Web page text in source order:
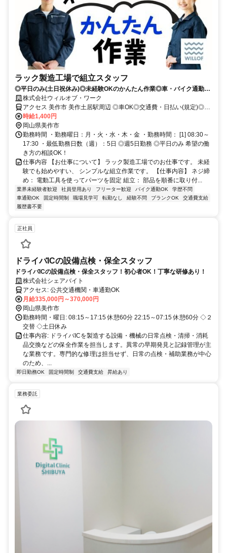
ラック製造工場で組立スタッフ
◎平日のみ(土日祝休み)◎未経験OKのかんたん作業◎車・バイク通勤
OK【無料駐車場完備】
株式会社ウィルオブ・ワーク
アクセス 美作市 美作土居駅周辺 ◎車OK◎交通費・日払い(規定)◎当
月中・翌月入社大歓迎♪
時給1,400円
岡山県美作市
勤務時間 ・勤務曜日：月・火・水・木・金 ・勤務時間： [1] 08:30～
17:30 ・最低勤務日数（週）：5日 ◎週5日勤務 ◎平日のみ 希望の働
き方の相談OK！
仕事内容 【お仕事について】 ラック製造工場でのお仕事です。 未経
験でも始めやすい、 シンプルな組立作業です。 【仕事内容】 ネジ締
め： 電動工具を使ってパーツを固定 組立： 部品を順番に取り付...
業界未経験者歓迎 社員登用あり フリーター歓迎 バイク通勤OK
学歴不問
車通勤OK
固定時間制 職場見学可 転勤なし 経験不問 ブランクOK
交通費支給
履歴書不要
正社員
ドライバICの設備点検・保全スタッフ
ドライバICの設備点検・保全スタッフ！初心者OK！丁寧な研修あり！
株式会社シェアバイト
アクセス: 公共交通機関・車通勤OK
月給335,000円～370,000円
岡山県美作市
勤務時間・曜日: 08:15～17:15 休憩60分 22:15～07:15 休憩60分 ◇２
交替 ◇土日休み
仕事内容: ドライバICを製造する設備・機械の日常点検・清掃・消耗
品交換などの保全作業を担当します。異常の早期発見と記録管理が主
な業務です。専門的な修理は担当せず、日常の点検・補助業務が中心
のため、...
即日勤務OK 固定時間制 交通費支給 昇給あり
業務委託